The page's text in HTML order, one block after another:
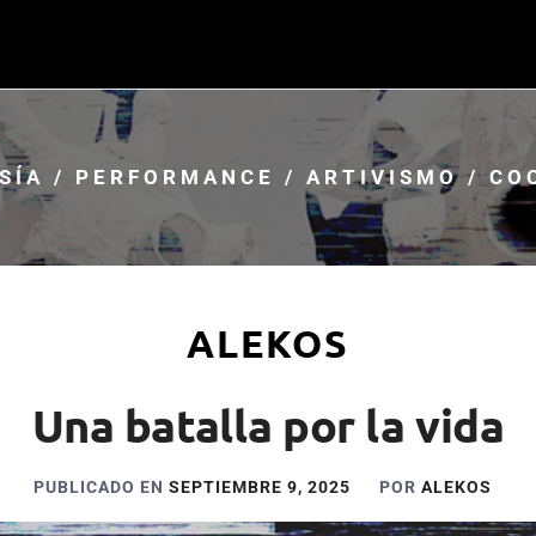
/ PERFORMANCE / ARTIVISMO /
ALEKOS
Una batalla por la vida
PUBLICADO EN SEPTIEMBRE 9, 2025 POR ALEKOS